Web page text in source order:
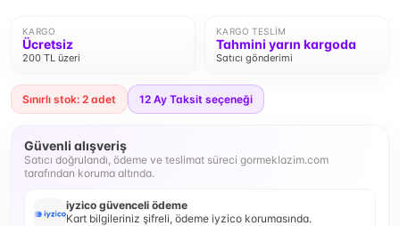
KARGO
Ücretsiz
200 TL üzeri
KARGO TESLIM
Tahmini yarın kargoda
Satıcı gönderimi
Sınırlı stok: 2 adet 12 Ay Taksit seçeneği
Güvenli alışveriş
Satıcı doğrulandı, ödeme ve teslimat süreci gormeklazim.com
tarafından koruma altında.
iyzico güvenceli ödeme
Kart bilgileriniz şifreli, ödeme iyzico korumasında.